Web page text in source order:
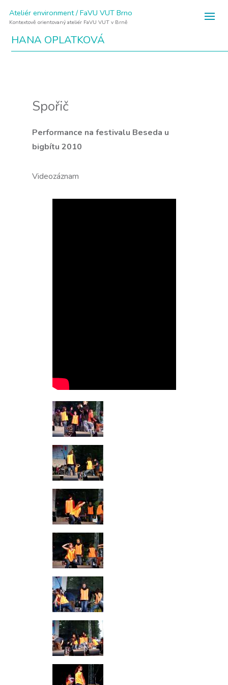
Ateliér environment / FaVU VUT Brno
Kontextově orientovaný ateliér FaVU VUT v Brně
HANA OPLATKOVÁ
Spořič
Performance na festivalu Beseda u
bigbítu 2010
Videozáznam